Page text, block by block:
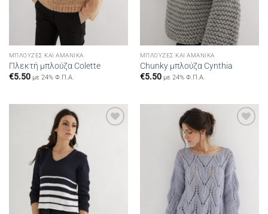
ΜΠΛΟΎΖΕΣ ΚΑΙ ΑΜΆΝΙΚΑ
Πλεκτή μπλούζα Colette
€5.50 με 24% Φ.Π.Α.
ΜΠΛΟΎΖΕΣ ΚΑΙ ΑΜΆΝΙΚΑ
Chunky μπλούζα Cynthia
€5.50 με 24% Φ.Π.Α.